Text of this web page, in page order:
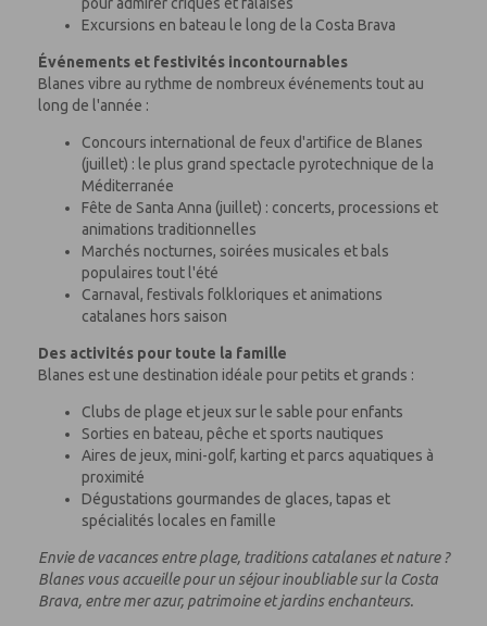
Excursions en bateau le long de la Costa Brava
Événements et festivités incontournables
Blanes vibre au rythme de nombreux événements tout au
long de l'année :
Concours international de feux d'artifice de Blanes
(juillet) : le plus grand spectacle pyrotechnique de la
Méditerranée
Fête de Santa Anna (juillet) : concerts, processions et
animations traditionnelles
Marchés nocturnes, soirées musicales et bals
populaires tout l'été
Carnaval, festivals folkloriques et animations
catalanes hors saison
Des activités pour toute la famille
Blanes est une destination idéale pour petits et grands :
Clubs de plage et jeux sur le sable pour enfants
Sorties en bateau, pêche et sports nautiques
Aires de jeux, mini-golf, karting et parcs aquatiques à
proximité
Dégustations gourmandes de glaces, tapas et
spécialités locales en famille
Envie de vacances entre plage, traditions catalanes et nature ?
Blanes vous accueille pour un séjour inoubliable sur la Costa
Brava, entre mer azur, patrimoine et jardins enchanteurs.